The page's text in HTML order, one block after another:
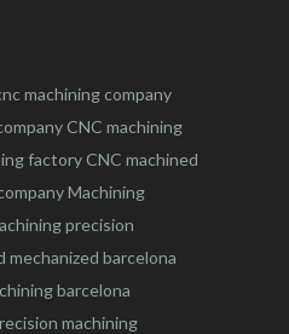
machining company
CNC machining
factoryCNC machined
Machining
precision
mechanized barcelona
barcelona
machining